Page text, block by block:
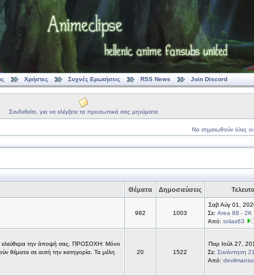
Χρήστες Συχνές Ερωτήσεις RSS News Join Discord
Συνδεθείτε, για να ελέγξετε τα προσωπικά σας μηνύματα
Να σημειωθούν όλες
Θέματα Δημοσιεύσεις
982 1003
Σαβ Αύγ 01,
Σε: Area 88 - 2K
Από: tolias63
ελεύθερα την άποψή σας. ΠΡΟΣΟΧΗ: Μόνο
θέματα σε αυτή την κατηγορία. Τα μέλη
20 1522
Παρ Ιούλ 27,
Σε: Συνάντηση
Από: